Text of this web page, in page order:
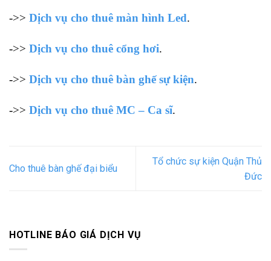
->> Dịch vụ cho thuê màn hình Led.
->> Dịch vụ cho thuê cổng hơi.
->> Dịch vụ cho thuê bàn ghế sự kiện.
->> Dịch vụ cho thuê MC – Ca sĩ.
Cho thuê bàn ghế đại biểu
Tổ chức sự kiện Quận Thủ
Đức
HOTLINE BÁO GIÁ DỊCH VỤ